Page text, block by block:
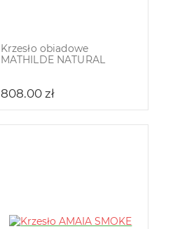
Krzesło obiadowe
MATHILDE NATURAL
808.00 zł